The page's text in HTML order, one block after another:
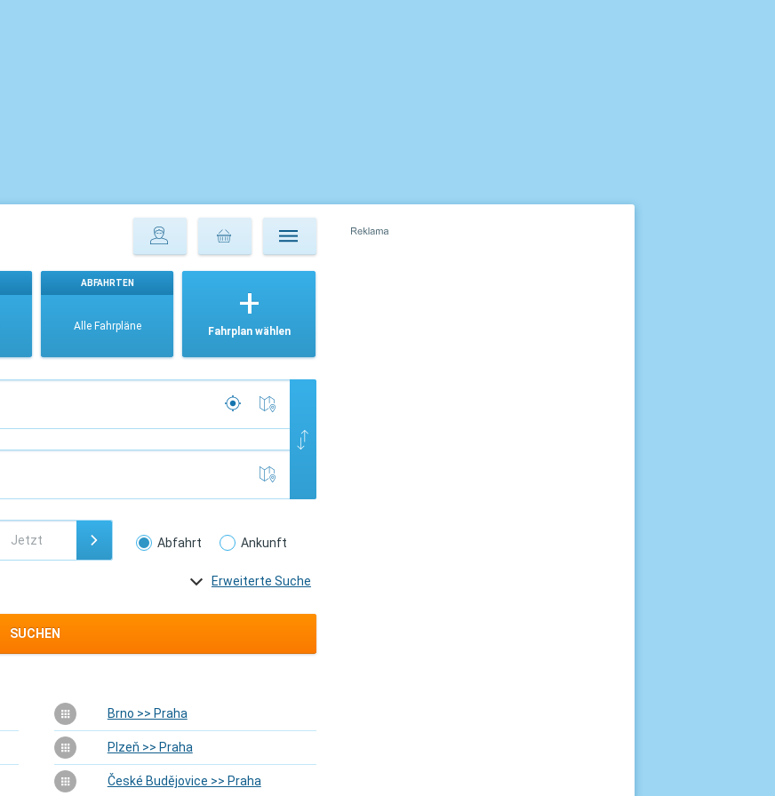
ABFAHRTEN
Alle Fahrpläne Fahrplan wählen
Abfahrt Ankunft
Erweiterte Suche
SUCHEN
Brno >> Praha
Plzeň >> Praha
České Budějovice >> Praha